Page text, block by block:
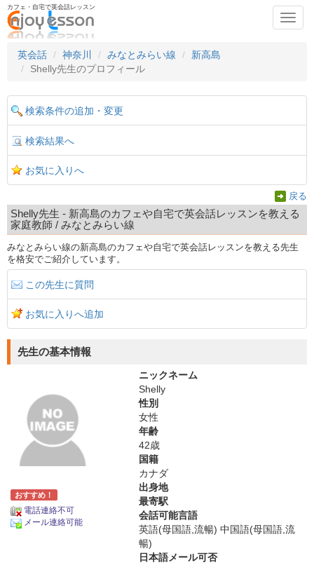
カフェ・自宅で英会話レッスン
英会話
神奈川 みなとみらい線
新高島
Shelly先生のプロフィール
検索条件の追加・変更
検索結果へ
お気に入りへ
戻る
Shelly先生 - 新高島のカフェや自宅で英会話レッスンを教える
家庭教師 / みなとみらい線
みなとみらい線の新高島のカフェや自宅で英会話レッスンを教える先生
を格安でご紹介しています。
この先生に質問
お気に入りへ追加
先生の基本情報
おすすめ！
電話連絡不可
メール連絡可能
ニックネーム
Shelly
性別
女性
年齢
42歳
国籍
カナダ
出身地
最寄駅
会話可能言語
英語(母国語,流暢) 中国語(母国語,流
暢)
日本語メール可否